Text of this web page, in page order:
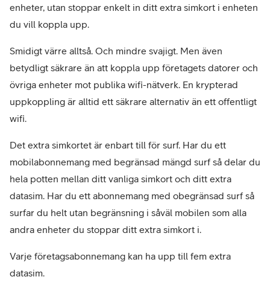
enheter, utan stoppar enkelt in ditt extra simkort i enheten
du vill koppla upp.
Smidigt värre alltså. Och mindre svajigt. Men även
betydligt säkrare än att koppla upp företagets datorer och
övriga enheter mot publika wifi-nätverk. En krypterad
uppkoppling är alltid ett säkrare alternativ än ett offentligt
wifi.
Det extra simkortet är enbart till för surf. Har du ett
mobilabonnemang med begränsad mängd surf så delar du
hela potten mellan ditt vanliga simkort och ditt extra
datasim. Har du ett abonnemang med obegränsad surf så
surfar du helt utan begränsning i såväl mobilen som alla
andra enheter du stoppar ditt extra simkort i.
Varje företagsabonnemang kan ha upp till fem extra
datasim.